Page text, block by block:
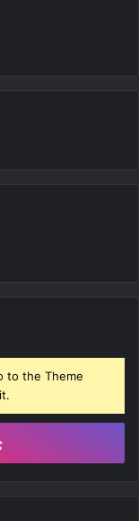
to the Theme